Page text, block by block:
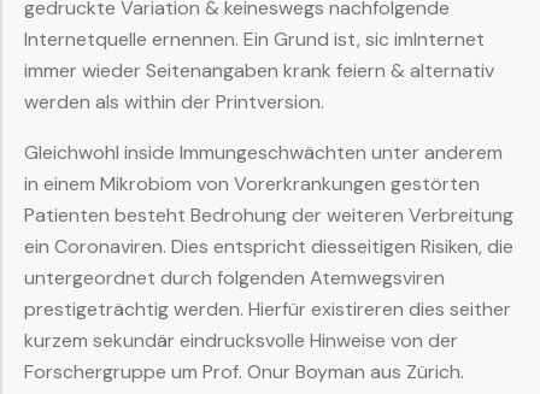
gedruckte Variation & keineswegs nachfolgende
Internetquelle ernennen. Ein Grund ist, sic imInternet
immer wieder Seitenangaben krank feiern & alternativ
werden als within der Printversion.
Gleichwohl inside Immungeschwächten unter anderem
in einem Mikrobiom von Vorerkrankungen gestörten
Patienten besteht Bedrohung der weiteren Verbreitung
ein Coronaviren. Dies entspricht diesseitigen Risiken, die
untergeordnet durch folgenden Atemwegsviren
prestigeträchtig werden. Hierfür existireren dies seither
kurzem sekundär eindrucksvolle Hinweise von der
Forschergruppe um Prof. Onur Boyman aus Zürich.